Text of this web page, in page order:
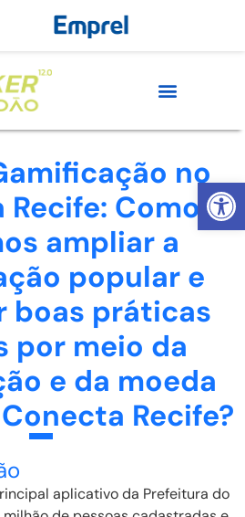
Abrir
no
Como
ampliar a
popular e
boas práticas
por meio da
e da moeda
Recife?
aplicativo da Prefeitura do